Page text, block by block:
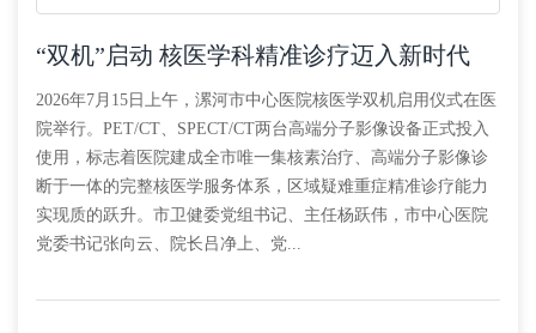
“双机”启动 核医学科精准诊疗迈入新时代
2026年7月15日上午，漯河市中心医院核医学双机启用仪式在医
院举行。PET/CT、SPECT/CT两台高端分子影像设备正式投入
使用，标志着医院建成全市唯一集核素治疗、高端分子影像诊
断于一体的完整核医学服务体系，区域疑难重症精准诊疗能力
实现质的跃升。市卫健委党组书记、主任杨跃伟，市中心医院
党委书记张向云、院长吕净上、党...